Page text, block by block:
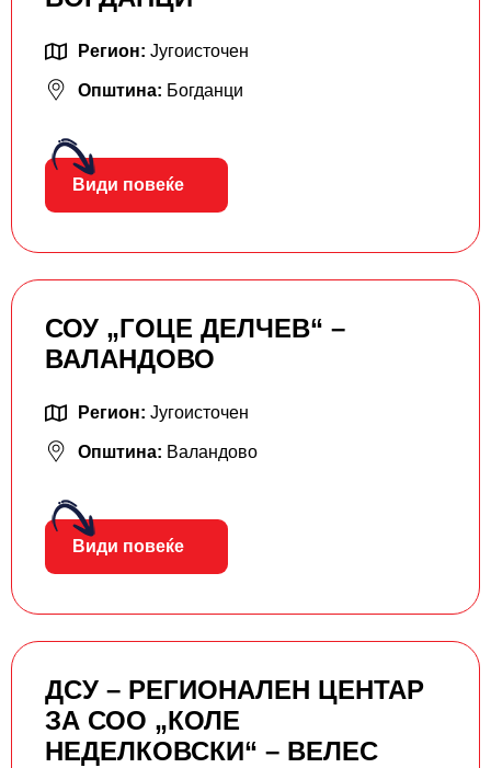
Регион: Југоисточен
Општина: Богданци
Види повеќе
СОУ „ГОЦЕ ДЕЛЧЕВ“ –
ВАЛАНДОВО
Регион: Југоисточен
Општина: Валандово
Види повеќе
ДСУ – РЕГИОНАЛЕН ЦЕНТАР
ЗА СОО „КОЛЕ
НЕДЕЛКОВСКИ“ – ВЕЛЕС